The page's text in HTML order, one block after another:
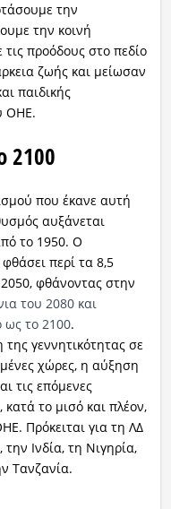
την
την κοινή
προόδους στο πεδίο
ζωής και μείωσαν
παιδικής
ΟΗΕ.
2100
που έκανε αυτή
αυξάνεται
το 1950. Ο
περί τα 8,5
2050, φθάνοντας στην
του 2080 και
ως το 2100.
γεννητικότητας σε
χώρες, η αύξηση
τις επόμενες
κατά το μισό και πλέον,
Πρόκειται για τη ΛΔ
Ινδία, τη Νιγηρία,
Τανζανία.